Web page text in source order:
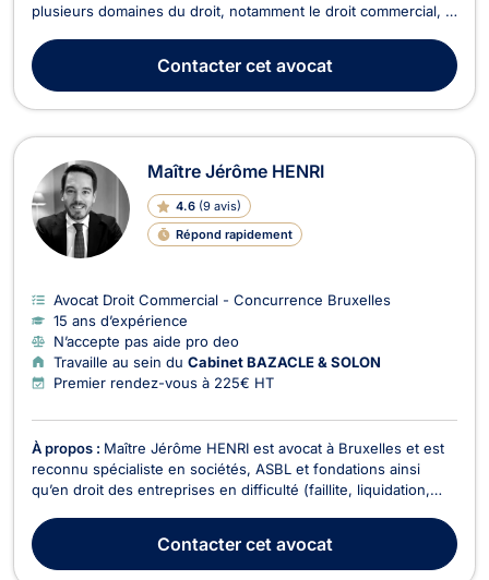
plusieurs domaines du droit, notamment le droit commercial, le
économique, ainsi que le droit bancaire et boursier. En tant
qu'avocat, Maître HAMANN accompagne t...
Contactercet avocat
Maître Jérôme HENRI
4.6 (9 avis)
Répond rapidement
Avocat Droit Commercial - Concurrence Bruxelles
15 ans d’expérience
N’accepte pas aide pro deo
Travaille au sein du Cabinet BAZACLE & SOLON
Premier rendez-vous à 225€ HT
À propos : Maître Jérôme HENRI est avocat à Bruxelles et est
reconnu spécialiste en sociétés, ASBL et fondations ainsi
qu’en droit des entreprises en difficulté (faillite, liquidation,
grande expertise en matière de responsabilité des
administrateurs de sociétés, ASBL et fondat...
Contactercet avocat